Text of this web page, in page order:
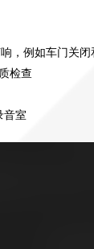
，例如车门关闭
检查
音室